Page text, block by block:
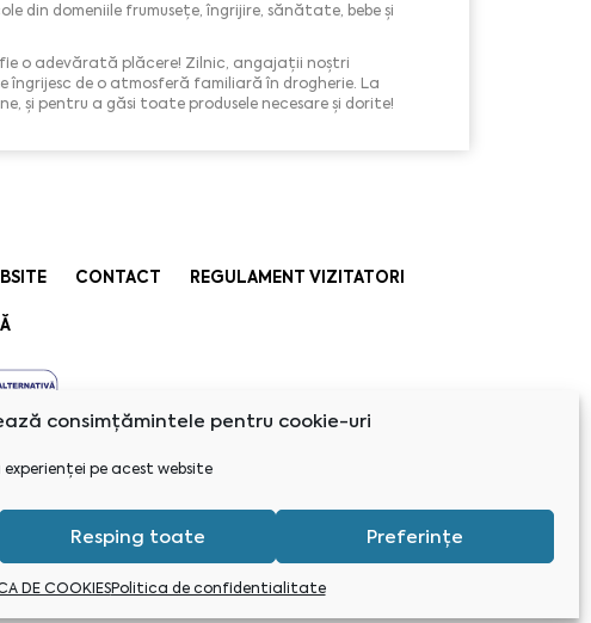
consimțămintele pentru cookie-uri
pe acest website
Resping toate Preferințe
DE COOKIESPolitica de confidentialitate
din domeniile frumusețe, îngrijire, sănătate, bebe și
o adevărată plăcere! Zilnic, angajații noștri
de o atmosferă familiară în drogherie. La
și pentru a găsi toate produsele necesare și dorite!
CONTACT REGULAMENT VIZITATORI